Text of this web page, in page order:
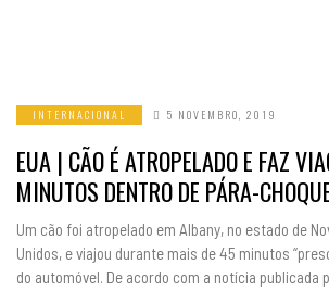
INTERNACIONAL 5 NOVEMBRO, 2019
EUA | CÃO É ATROPELADO E FAZ
MINUTOS DENTRO DE PÁRA-
Um cão foi atropelado em Albany, no estado de
Unidos, e viajou durante mais de 45 minutos
do automóvel. De acordo com a notícia publicada